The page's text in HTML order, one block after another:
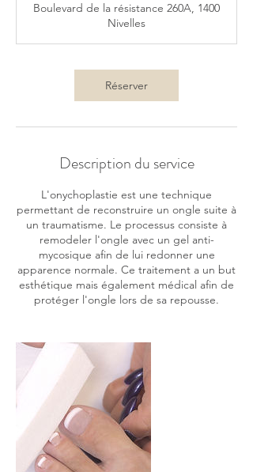
Boulevard de la résistance 260A, 1400
Nivelles
Réserver
Description du service
L'onychoplastie est une technique
permettant de reconstruire un ongle suite à
un traumatisme. Le processus consiste à
remodeler l'ongle avec un gel anti-
mycosique afin de lui redonner une
apparence normale. Ce traitement a un but
esthétique mais également médical afin de
protéger l'ongle lors de sa repousse.